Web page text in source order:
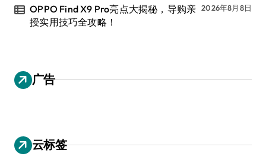
OPPO Find X9 Pro亮点大揭秘，导购亲
授实用技巧全攻略！
2026年8月8日
广告
云标签